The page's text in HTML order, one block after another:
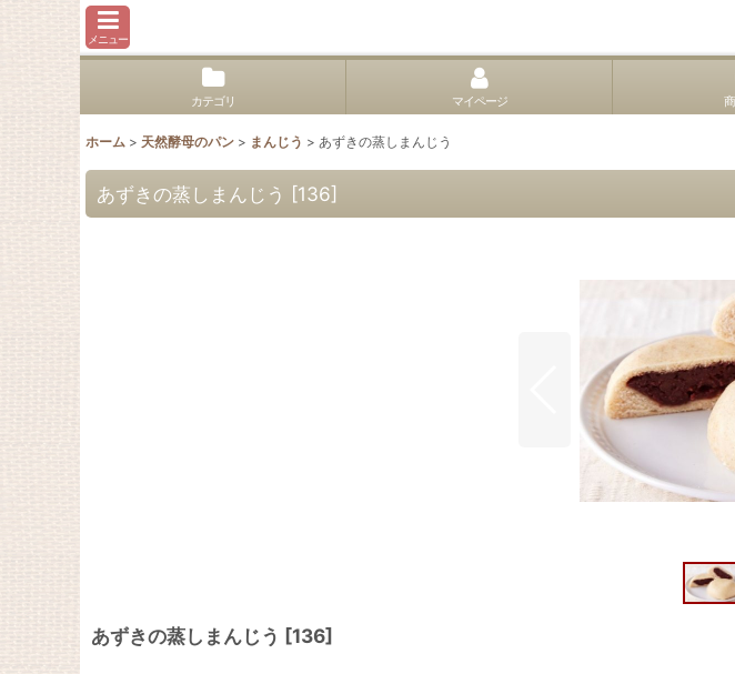
メニュー
カテゴリ マイページ
ホーム > 天然酵母のパン > まんじう > あずきの蒸しまんじう
あずきの蒸しまんじう [136]
あずきの蒸しまんじう [136]